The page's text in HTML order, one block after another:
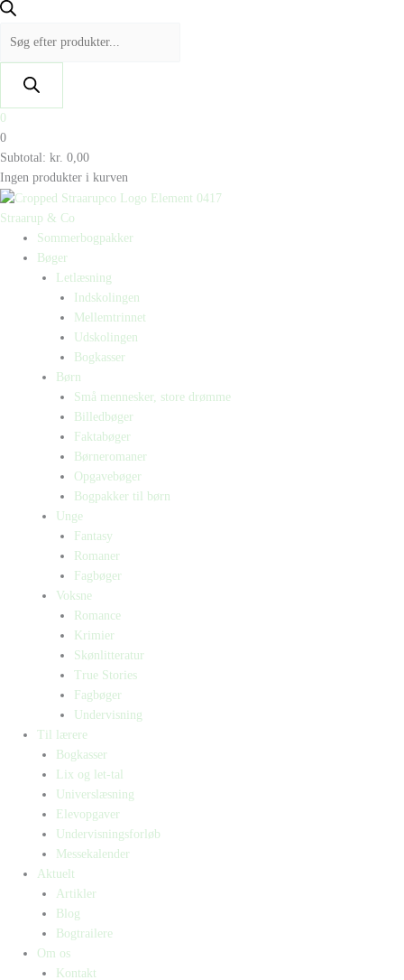
0
0
Subtotal: kr. 0,00
Ingen produkter i kurven
Straarup & Co
Sommerbogpakker
Bøger
Letlæsning
Indskolingen
Mellemtrinnet
Udskolingen
Bogkasser
Børn
Små mennesker, store drømme
Billedbøger
Faktabøger
Børneromaner
Opgavebøger
Bogpakker til børn
Unge
Fantasy
Romaner
Fagbøger
Voksne
Romance
Krimier
Skønlitteratur
True Stories
Fagbøger
Undervisning
Til lærere
Bogkasser
Lix og let-tal
Universlæsning
Elevopgaver
Undervisningsforløb
Messekalender
Aktuelt
Artikler
Blog
Bogtrailere
Om os
Kontakt